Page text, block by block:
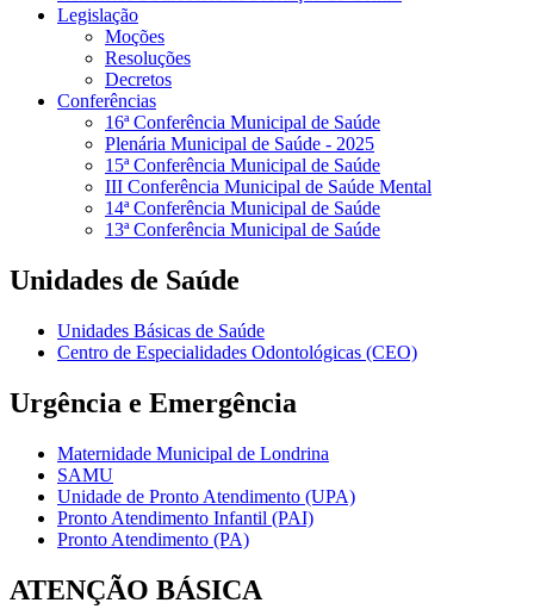
Legislação
Moções
Resoluções
Decretos
Conferências
16ª Conferência Municipal de Saúde
Plenária Municipal de Saúde - 2025
15ª Conferência Municipal de Saúde
III Conferência Municipal de Saúde Mental
14ª Conferência Municipal de Saúde
13ª Conferência Municipal de Saúde
Unidades de Saúde
Unidades Básicas de Saúde
Centro de Especialidades Odontológicas (CEO)
Urgência e Emergência
Maternidade Municipal de Londrina
SAMU
Unidade de Pronto Atendimento (UPA)
Pronto Atendimento Infantil (PAI)
Pronto Atendimento (PA)
ATENÇÃO BÁSICA